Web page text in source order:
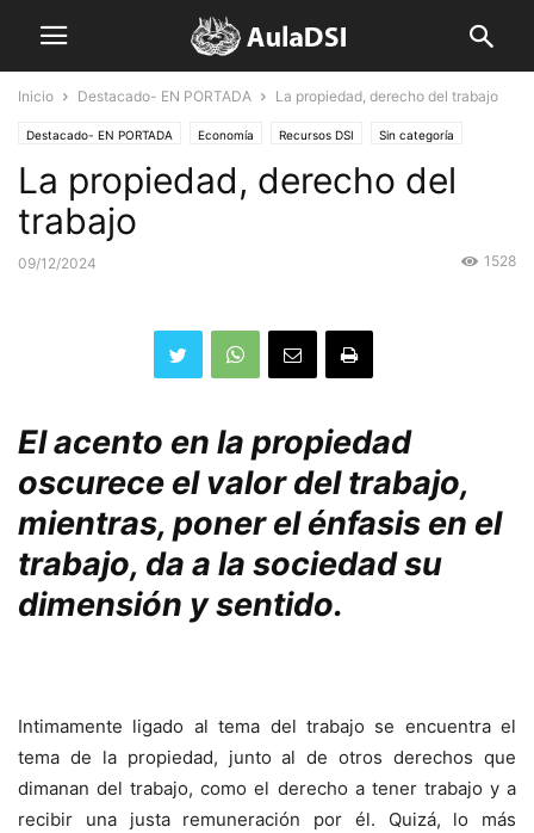
Inicio Destacado- EN PORTADA La propiedad, derecho del trabajo
Destacado- EN PORTADA Economía Recursos DSI Sin categoría
La propiedad, derecho del
trabajo
09/12/2024 1528
El acento en la propiedad
oscurece el valor del trabajo,
mientras, poner el énfasis en el
trabajo, da a la sociedad su
dimensión y sentido.
Intimamente ligado al tema del trabajo se encuentra el
tema de la propiedad, junto al de otros derechos que
dimanan del trabajo, como el derecho a tener trabajo y a
recibir una justa remuneración por él. Quizá, lo más